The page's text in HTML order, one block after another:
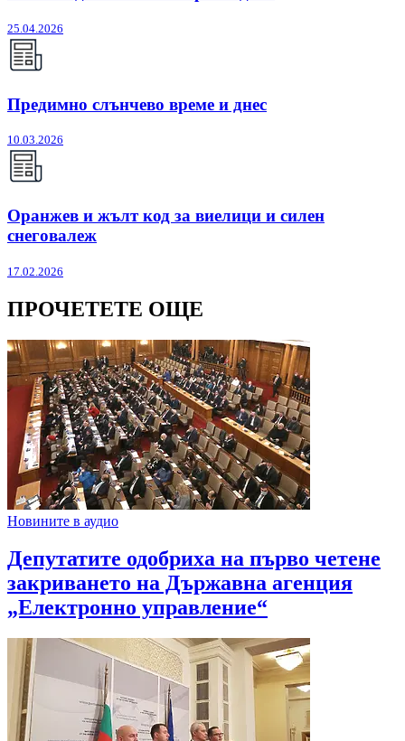
25.04.2026
Предимно слънчево време и днес
10.03.2026
Оранжев и жълт код за виелици и силен
снеговалеж
17.02.2026
ПРОЧЕТЕТЕ ОЩЕ
Новините в аудио
Депутатите одобриха на първо четене
закриването на Държавна агенция
„Електронно управление“